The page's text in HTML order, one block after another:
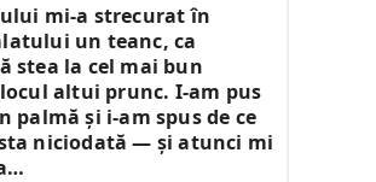
mi-a strecurat în
un teanc, ca
stea la cel mai bun
altui prunc. I-am pus
palmă și i-am spus de ce
niciodată — și atunci mi